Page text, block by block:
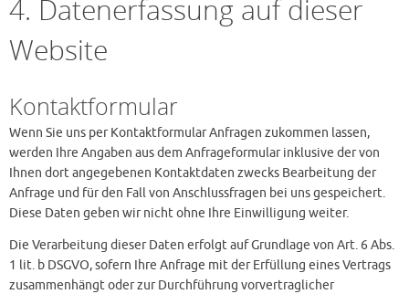
4. Datenerfassung auf dieser
Website
Kontaktformular
Wenn Sie uns per Kontaktformular Anfragen zukommen lassen,
werden Ihre Angaben aus dem Anfrageformular inklusive der von
Ihnen dort angegebenen Kontaktdaten zwecks Bearbeitung der
Anfrage und für den Fall von Anschlussfragen bei uns gespeichert.
Diese Daten geben wir nicht ohne Ihre Einwilligung weiter.
Die Verarbeitung dieser Daten erfolgt auf Grundlage von Art. 6 Abs.
1 lit. b DSGVO, sofern Ihre Anfrage mit der Erfüllung eines Vertrags
zusammenhängt oder zur Durchführung vorvertraglicher